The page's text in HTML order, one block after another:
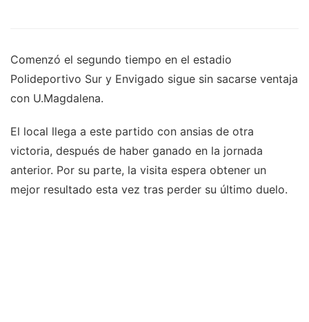
Comenzó el segundo tiempo en el estadio
Polideportivo Sur y Envigado sigue sin sacarse ventaja
con U.Magdalena.
El local llega a este partido con ansias de otra
victoria, después de haber ganado en la jornada
anterior. Por su parte, la visita espera obtener un
mejor resultado esta vez tras perder su último duelo.